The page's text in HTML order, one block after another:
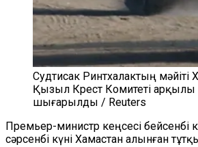
Судтисак Ринтхалактың
Қызыл Крест Комитеті арқылы
шығарылды / Reuters
Премьер-министр кеңсесі бейсенбі
сәрсенбі күні Хамастан алынған